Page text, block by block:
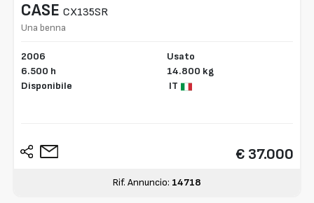
CASE CX135SR
Una benna
2006
6.500 h
Disponibile
Usato
14.800 kg
IT
€ 37.000
Rif. Annuncio: 14718